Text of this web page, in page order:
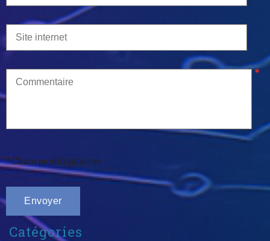
* Champs obligatoires
Catégories